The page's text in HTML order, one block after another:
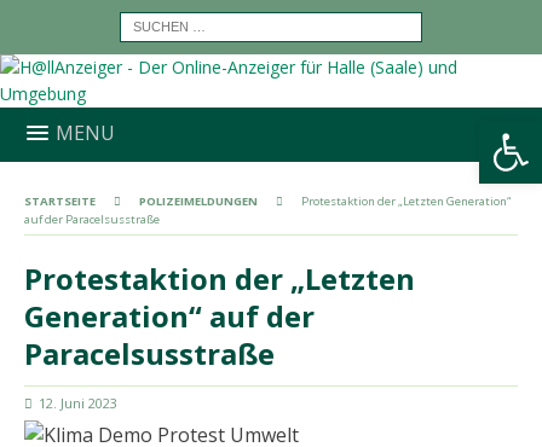
Werkzeugleiste öffnen
MENU
STARTSEITE POLIZEIMELDUNGEN
Protestaktion der „Letzten Generation“
auf der Paracelsusstraße
Protestaktion der „Letzten
Generation“ auf der
Paracelsusstraße
12. Juni 2023